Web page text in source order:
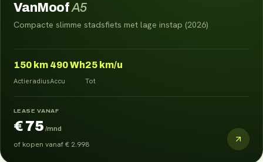
VanMoofA5
Compacte slimme stadsfiets met lage instap (2026)
150 km
Actieradius
490Wh
Accu
25 km/u
Tot
LEASE VANAF
€ 75 /mnd
of kopen vanaf€ 2.998